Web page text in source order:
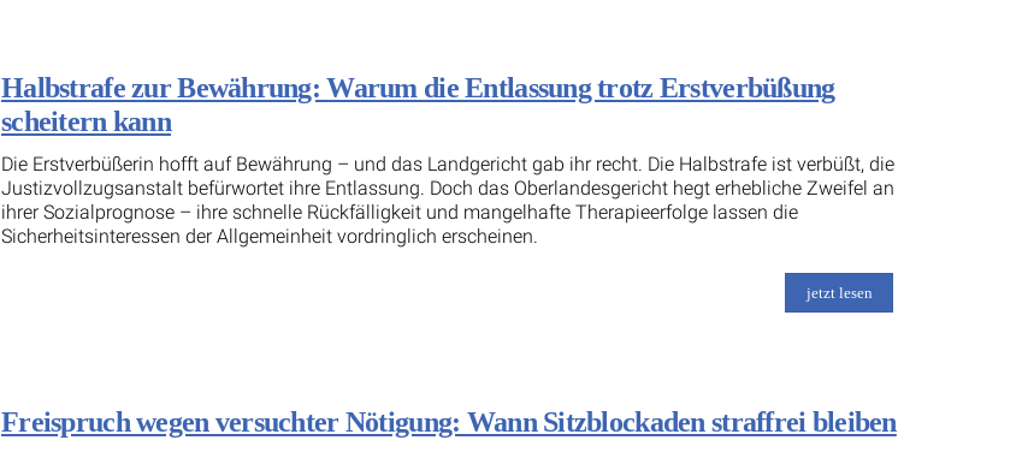
Halbstrafe zur Bewährung: Warum die Entlassung trotz Erstverbüßung
scheitern kann
Die Erstverbüßerin hofft auf Bewährung – und das Landgericht gab ihr recht. Die Halbstrafe ist verbüßt, die
Justizvollzugsanstalt befürwortet ihre Entlassung. Doch das Oberlandesgericht hegt erhebliche Zweifel an
ihrer Sozialprognose – ihre schnelle Rückfälligkeit und mangelhafte Therapieerfolge lassen die
Sicherheitsinteressen der Allgemeinheit vordringlich erscheinen.
jetzt lesen
Freispruch wegen versuchter Nötigung: Wann Sitzblockaden straffrei bleiben